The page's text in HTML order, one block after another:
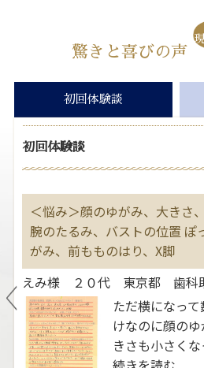
驚きと喜びの声
初回体験談
初回体験談
＜悩み＞顔のゆがみ、大きさ
腕のたるみ、バストの位置 ぽ
がみ、前もものはり、X脚
えみ様 ２０代 東京都 歯科
ただ横になっ
けなのに顔の
きさも小さく